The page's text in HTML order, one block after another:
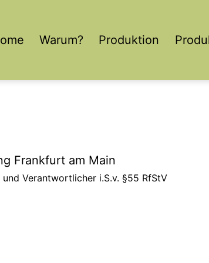
Warum? Produktion
Frankfurt am Main
Verantwortlicher i.S.v. §55 RfStV